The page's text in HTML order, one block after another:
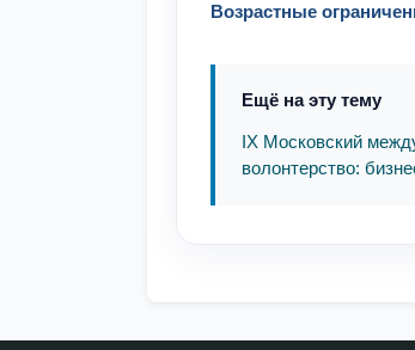
Возрастные
Ещё на эту тему
IX Московский
волонтерство: